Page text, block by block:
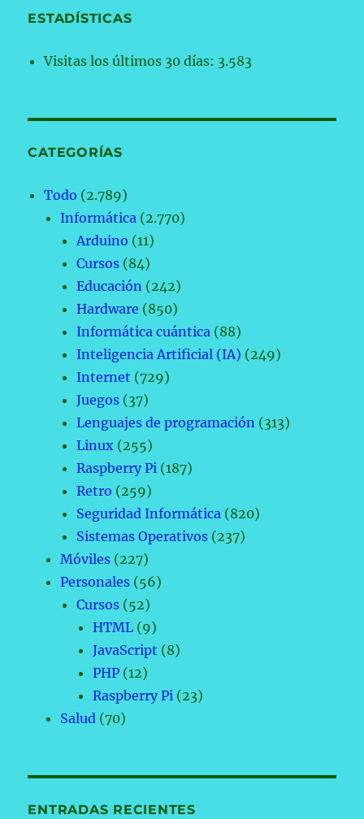
ESTADÍSTICAS
Visitas los últimos 30 días: 3.583
CATEGORÍAS
Todo (2.789)
Informática (2.770)
Arduino (11)
Cursos (84)
Educación (242)
Hardware (850)
Informática cuántica (88)
Inteligencia Artificial (IA) (249)
Internet (729)
Juegos (37)
Lenguajes de programación (313)
Linux (255)
Raspberry Pi (187)
Retro (259)
Seguridad Informática (820)
Sistemas Operativos (237)
Móviles (227)
Personales (56)
Cursos (52)
HTML (9)
JavaScript (8)
PHP (12)
Raspberry Pi (23)
Salud (70)
ENTRADAS RECIENTES